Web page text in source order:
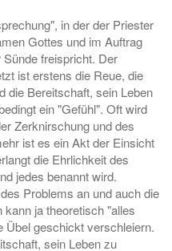
in der der Priester
Gottes und im Auftrag
freispricht. Der
ist erstens die Reue, die
die Bereitschaft, sein Leben
ein "Gefühl". Oft wird
Zerknirschung und des
ist es ein Akt der Einsicht
die Ehrlichkeit des
jedes benannt wird.
Problems an und auch die
ja theoretisch "alles
Übel geschickt verschleiern.
sein Leben zu